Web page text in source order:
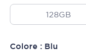
128GB
Colore : Blu